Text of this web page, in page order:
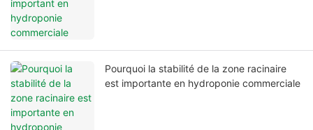
Pourquoi la stabilité de la zone racinaire
est importante en hydroponie commerciale